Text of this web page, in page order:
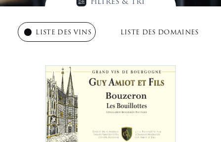
LISTE DES VINS LISTE DES DOMAINES